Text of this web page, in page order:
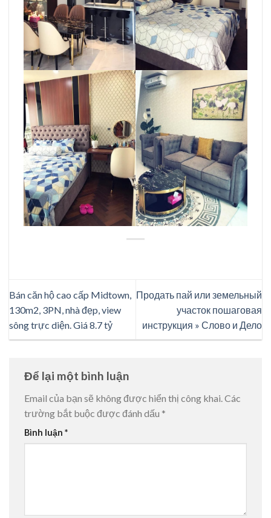
Bán căn hộ cao cấp Midtown,
130m2, 3PN, nhà đẹp, view
sông trực diện. Giá 8.7 tỷ
Продать пай или земельный
участок пошаговая
инструкция » Слово и Дело
Để lại một bình luận
Email của bạn sẽ không được hiển thị công khai.Các
trường bắt buộc được đánh dấu *
Bình luận *